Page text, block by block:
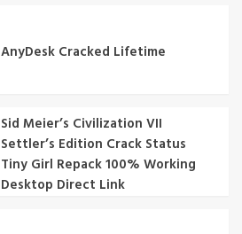
AnyDesk Cracked Lifetime
Sid Meier’s Civilization VII
Settler’s Edition Crack Status
Tiny Girl Repack 100% Working
Desktop Direct Link